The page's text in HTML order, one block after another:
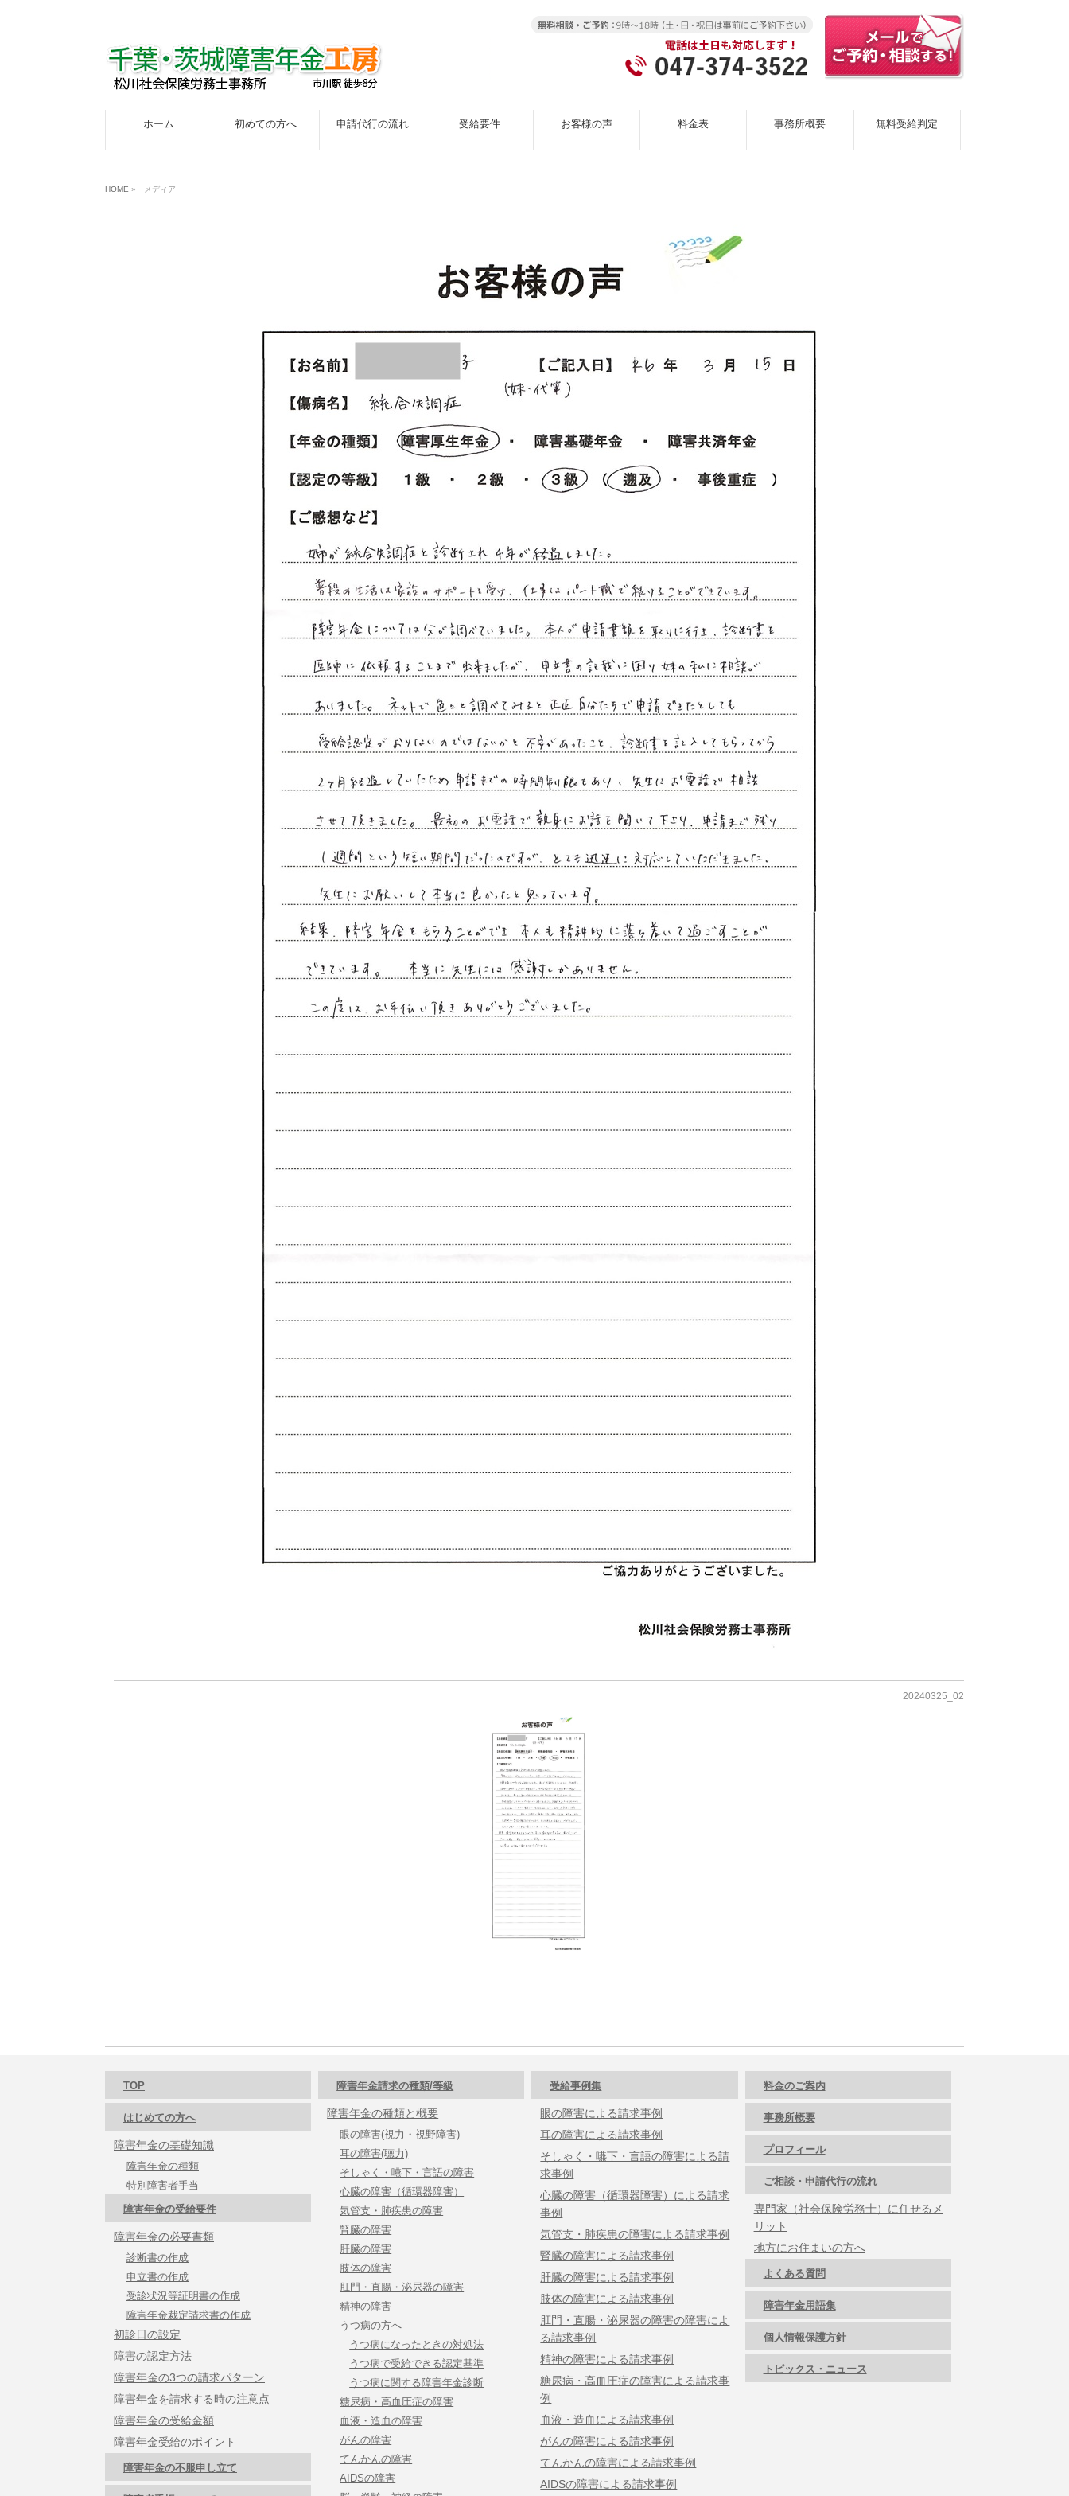
ホーム 初めての方へ 申請代行の流れ 受給要件 お客様の声 料金表 事務所概要 無料受給判定
HOME » メディア
20240325_02
TOP
はじめての方へ
障害年金の基礎知識
障害年金の種類
特別障害者手当
障害年金の受給要件
障害年金の必要書類
診断書の作成
申立書の作成
受診状況等証明書の作成
障害年金裁定請求書の作成
初診日の設定
障害の認定方法
障害年金の3つの請求パターン
障害年金を請求する時の注意点
障害年金の受給金額
障害年金受給のポイント
障害年金の不服申し立て
障害年金請求の種類/等級
障害年金の種類と概要
眼の障害(視力・視野障害)
耳の障害(聴力)
そしゃく・嚥下・言語の障害
心臓の障害（循環器障害）
気管支・肺疾患の障害
腎臓の障害
肝臓の障害
肢体の障害
肛門・直腸・泌尿器の障害
精神の障害
うつ病の方へ
うつ病になったときの対処法
うつ病で受給できる認定基準
うつ病に関する障害年金診断
糖尿病・高血圧症の障害
血液・造血の障害
がんの障害
てんかんの障害
AIDSの障害
受給事例集
眼の障害による請求事例
耳の障害による請求事例
そしゃく・嚥下・言語の障害による請
求事例
心臓の障害（循環器障害）による請求
事例
気管支・肺疾患の障害による請求事例
腎臓の障害による請求事例
肝臓の障害による請求事例
肢体の障害による請求事例
肛門・直腸・泌尿器の障害の障害によ
る請求事例
精神の障害による請求事例
糖尿病・高血圧症の障害による請求事
例
血液・造血による請求事例
がんの障害による請求事例
てんかんの障害による請求事例
AIDSの障害による請求事例
料金のご案内
事務所概要
プロフィール
ご相談・申請代行の流れ
専門家（社会保険労務士）に任せるメ
リット
地方にお住まいの方へ
よくある質問
障害年金用語集
個人情報保護方針
トピックス・ニュース